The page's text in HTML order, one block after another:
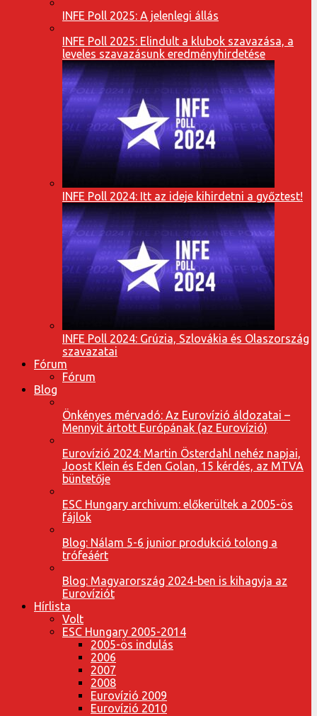
INFE Poll 2025: A jelenlegi állás
INFE Poll 2025: Elindult a klubok szavazása, a
leveles szavazásunk eredményhirdetése
INFE Poll 2024: Itt az ideje kihirdetni a győztest!
INFE Poll 2024: Grúzia, Szlovákia és Olaszország
szavazatai
Fórum
Fórum
Blog
Önkényes mérvadó: Az Eurovízió áldozatai –
Mennyit ártott Európának (az Eurovízió)
Eurovízió 2024: Martin Österdahl nehéz napjai,
Joost Klein és Eden Golan, 15 kérdés, az MTVA
büntetője
ESC Hungary archivum: előkerültek a 2005-ös
fájlok
Blog: Nálam 5-6 junior produkció tolong a
trófeáért
Blog: Magyarország 2024-ben is kihagyja az
Eurovíziót
Hírlista
Volt
ESC Hungary 2005-2014
2005-ös indulás
2006
2007
2008
Eurovízió 2009
Eurovízió 2010